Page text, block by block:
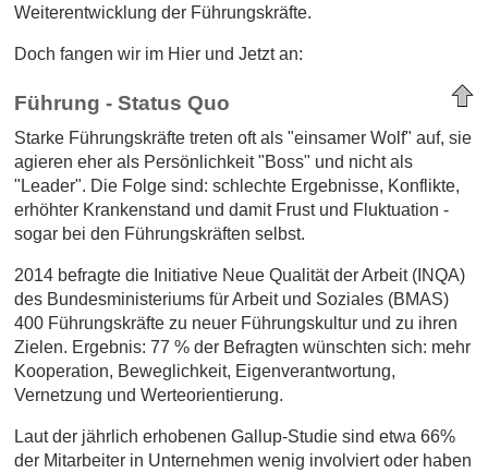
Weiterentwicklung der Führungskräfte.
Doch fangen wir im Hier und Jetzt an:
Führung - Status Quo
Starke Führungskräfte treten oft als "einsamer Wolf" auf, sie
agieren eher als Persönlichkeit "Boss" und nicht als
"Leader". Die Folge sind: schlechte Ergebnisse, Konflikte,
erhöhter Krankenstand und damit Frust und Fluktuation -
sogar bei den Führungskräften selbst.
2014 befragte die Initiative Neue Qualität der Arbeit (INQA)
des Bundesministeriums für Arbeit und Soziales (BMAS)
400 Führungskräfte zu neuer Führungskultur und zu ihren
Zielen. Ergebnis: 77 % der Befragten wünschten sich: mehr
Kooperation, Beweglichkeit, Eigenverantwortung,
Vernetzung und Werteorientierung.
Laut der jährlich erhobenen Gallup-Studie sind etwa 66%
der Mitarbeiter in Unternehmen wenig involviert oder haben